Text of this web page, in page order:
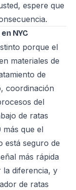
espere que
NYC
porque el
materiales de
de
coordinación
del
de ratas
más que el
está seguro de
más rápida
diferencia, y
de ratas